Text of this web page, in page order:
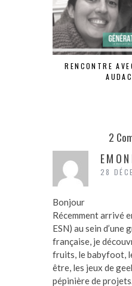
RENCONTRE
2
28
Bonjour
Récemment arrivé
ESN) au sein d’une
française, je
fruits, le babyfoot,
être, les jeux de
pépinière de projets…